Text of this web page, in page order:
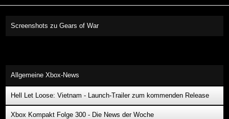
Screenshots zu Gears of War
Allgemeine Xbox-News
Hell Let Loose: Vietnam - Launch-Trailer zum kommenden Release
Xbox Kompakt Folge 300 - Die News der Woche